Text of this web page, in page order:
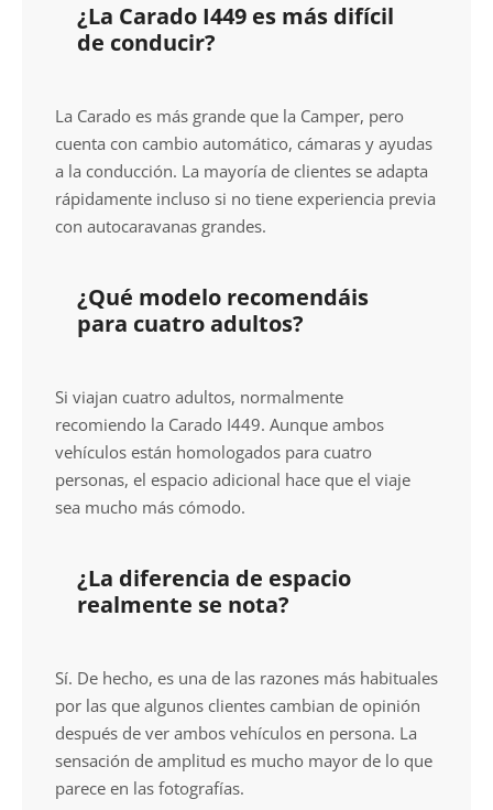
¿La Carado I449 es más difícil
de conducir?
La Carado es más grande que la Camper, pero
cuenta con cambio automático, cámaras y ayudas
a la conducción. La mayoría de clientes se adapta
rápidamente incluso si no tiene experiencia previa
con autocaravanas grandes.
¿Qué modelo recomendáis
para cuatro adultos?
Si viajan cuatro adultos, normalmente
recomiendo la Carado I449. Aunque ambos
vehículos están homologados para cuatro
personas, el espacio adicional hace que el viaje
sea mucho más cómodo.
¿La diferencia de espacio
realmente se nota?
Sí. De hecho, es una de las razones más habituales
por las que algunos clientes cambian de opinión
después de ver ambos vehículos en persona. La
sensación de amplitud es mucho mayor de lo que
parece en las fotografías.